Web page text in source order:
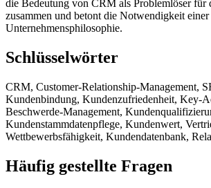
die Bedeutung von CRM als Problemlöser für
zusammen und betont die Notwendigkeit
Unternehmensphilosophie.
Schlüsselwörter
CRM, Customer-Relationship-Management,
Kundenbindung, Kundenzufriedenheit, Key-
Beschwerde-Management,
Kundenstammdatenpflege, Kundenwert,
Wettbewerbsfähigkeit, Kundendatenbank,
Häufig gestellte Fragen